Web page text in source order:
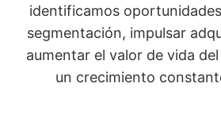
identificamos
segmentación, impulsar
aumentar el valor de vida
un crecimiento